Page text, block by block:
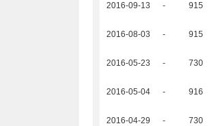
2016-09-13
- 915
2016-08-03
- 915
2016-05-23
- 730
2016-05-04
- 916
2016-04-29
- 730